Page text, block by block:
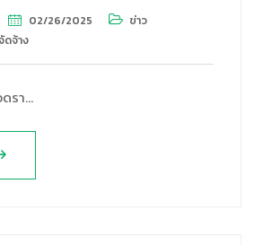
02/26/2025
ข่าว
จ้าง
ดรา…